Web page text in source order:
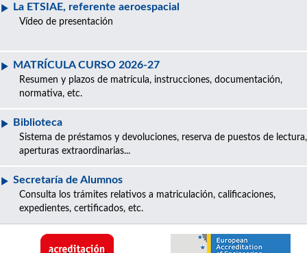
La ETSIAE, referente aeroespacial
Vídeo de presentación
MATRÍCULA CURSO 2026-27
Resumen y plazos de matrícula, instrucciones, documentación,
normativa, etc.
Biblioteca
Sistema de préstamos y devoluciones, reserva de puestos de lectura,
aperturas extraordinarias...
Secretaría de Alumnos
Consulta los trámites relativos a matriculación, calificaciones,
expedientes, certificados, etc.